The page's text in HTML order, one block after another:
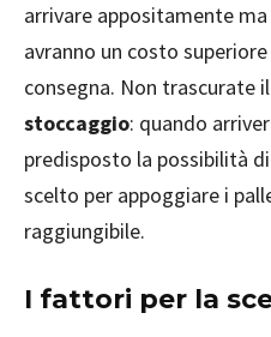
arrivare appositamente
avranno un costo
consegna. Non trascurate
stoccaggio: quando
predisposto la possibilità
scelto per appoggiare i
raggiungibile.
I fattori per la